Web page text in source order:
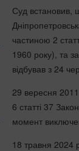
Суд встановив,
частиною 2
1960 року), та
відбував з 24
29 вересня 2011
6 статті 37
момент
18 травня 2024